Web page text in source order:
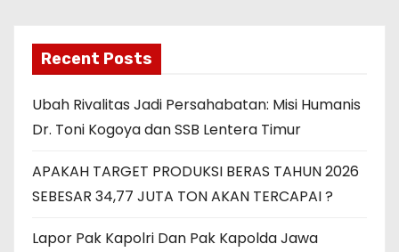
Recent Posts
Ubah Rivalitas Jadi Persahabatan: Misi Humanis
Dr. Toni Kogoya dan SSB Lentera Timur
APAKAH TARGET PRODUKSI BERAS TAHUN 2026
SEBESAR 34,77 JUTA TON AKAN TERCAPAI ?
Lapor Pak Kapolri Dan Pak Kapolda Jawa